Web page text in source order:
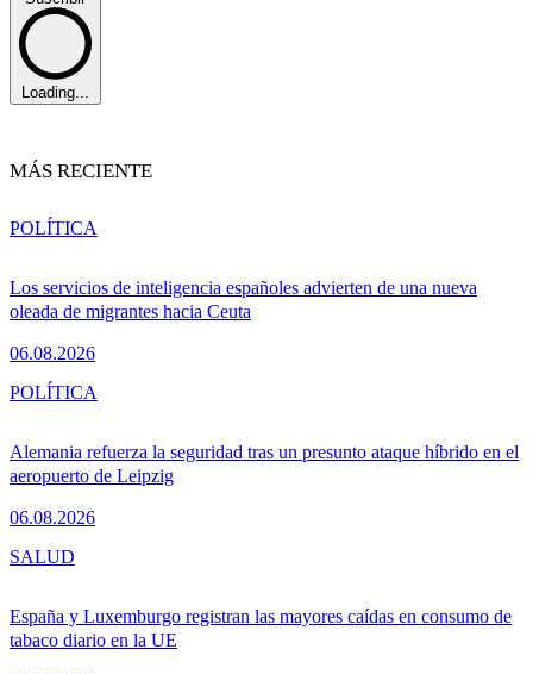
Loading...
MÁS RECIENTE
Los servicios de inteligencia españoles advierten de una nueva
oleada de migrantes hacia Ceuta
06.08.2026
POLÍTICA
Alemania refuerza la seguridad tras un presunto ataque híbrido en el
aeropuerto de Leipzig
06.08.2026
POLÍTICA
España y Luxemburgo registran las mayores caídas en consumo de
tabaco diario en la UE
SALUD